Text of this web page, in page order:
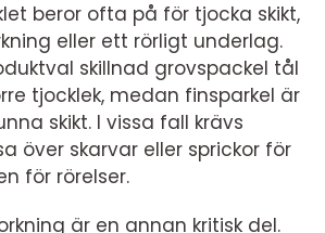
beror ofta på för tjocka skikt,
eller ett rörligt underlag.
skillnad grovspackel tål
tjocklek, medan finsparkel är
skikt. I vissa fall krävs
över skarvar eller sprickor för
för rörelser.
är en annan kritisk del.